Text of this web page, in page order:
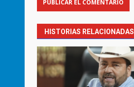
HISTORIAS RELACIONADAS